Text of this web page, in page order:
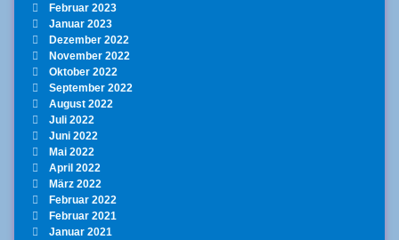
Februar 2023
Januar 2023
Dezember 2022
November 2022
Oktober 2022
September 2022
August 2022
Juli 2022
Juni 2022
Mai 2022
April 2022
März 2022
Februar 2022
Februar 2021
Januar 2021